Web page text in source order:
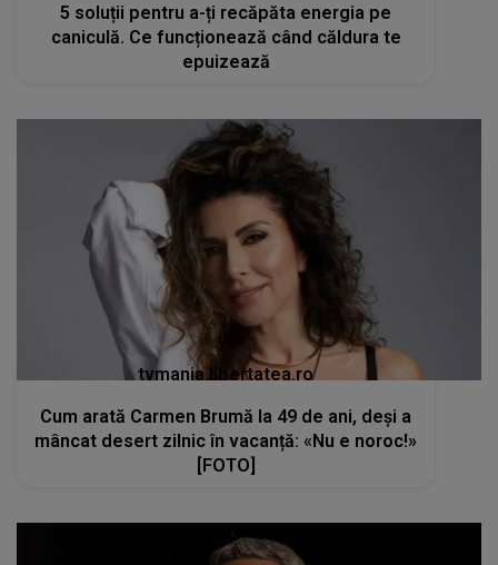
5 soluții pentru a-ți recăpăta energia pe
caniculă. Ce funcționează când căldura te
epuizează
tvmania.libertatea.ro
Cum arată Carmen Brumă la 49 de ani, deși a
mâncat desert zilnic în vacanță: «Nu e noroc!»
[FOTO]